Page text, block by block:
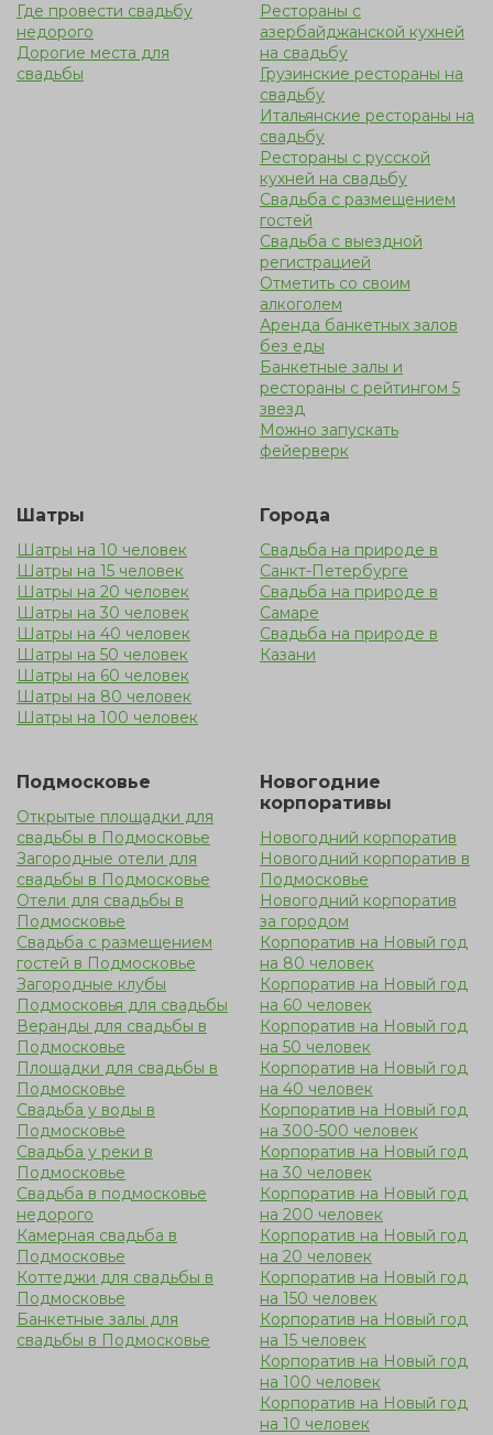
Где провести свадьбу
недорого
Дорогие места для
свадьбы
Рестораны с
азербайджанской кухней
на свадьбу
Грузинские рестораны на
свадьбу
Итальянские рестораны на
свадьбу
Рестораны с русской
кухней на свадьбу
Свадьба с размещением
гостей
Cвадьба с выездной
регистрацией
Отметить со своим
алкоголем
Аренда банкетных залов
без еды
Банкетные залы и
рестораны с рейтингом 5
звезд
Можно запускать
фейерверк
Шатры
Шатры на 10 человек
Шатры на 15 человек
Шатры на 20 человек
Шатры на 30 человек
Шатры на 40 человек
Шатры на 50 человек
Шатры на 60 человек
Шатры на 80 человек
Шатры на 100 человек
Города
Свадьба на природе в
Санкт-Петербурге
Свадьба на природе в
Самаре
Свадьба на природе в
Казани
Подмосковье
Открытые площадки для
свадьбы в Подмосковье
Загородные отели для
свадьбы в Подмосковье
Отели для свадьбы в
Подмосковье
Свадьба с размещением
гостей в Подмосковье
Загородные клубы
Подмосковья для свадьбы
Веранды для свадьбы в
Подмосковье
Площадки для свадьбы в
Подмосковье
Свадьба у воды в
Подмосковье
Свадьба у реки в
Подмосковье
Свадьба в подмосковье
недорого
Камерная свадьба в
Подмосковье
Коттеджи для свадьбы в
Подмосковье
Банкетные залы для
свадьбы в Подмосковье
Новогодние
корпоративы
Новогодний корпоратив
Новогодний корпоратив в
Подмосковье
Новогодний корпоратив
за городом
Корпоратив на Новый год
на 80 человек
Корпоратив на Новый год
на 60 человек
Корпоратив на Новый год
на 50 человек
Корпоратив на Новый год
на 40 человек
Корпоратив на Новый год
на 300-500 человек
Корпоратив на Новый год
на 30 человек
Корпоратив на Новый год
на 200 человек
Корпоратив на Новый год
на 20 человек
Корпоратив на Новый год
на 150 человек
Корпоратив на Новый год
на 15 человек
Корпоратив на Новый год
на 100 человек
Корпоратив на Новый год
на 10 человек